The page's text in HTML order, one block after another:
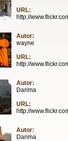
URL:
http://
Autor:
wayne
URL:
http://
Autor:
Darima
URL:
http://
Autor:
Darima